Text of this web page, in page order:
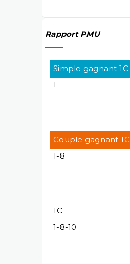
Rapport PMU
Simple gagnant 1€
1
Couple gagnant 1€
1-8
1€
1-8-10